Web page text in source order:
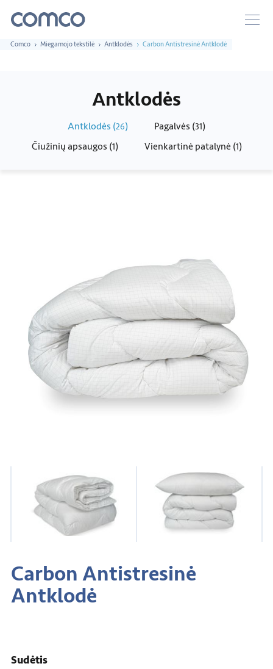
Comco Miegamojo tekstilė Antklodės Carbon Antistresinė Antklodė
Antklodės
Antklodės (26) Pagalvės (31)
Čiužinių apsaugos (1) Vienkartinė patalynė (1)
Carbon Antistresinė
Antklodė
Sudėtis